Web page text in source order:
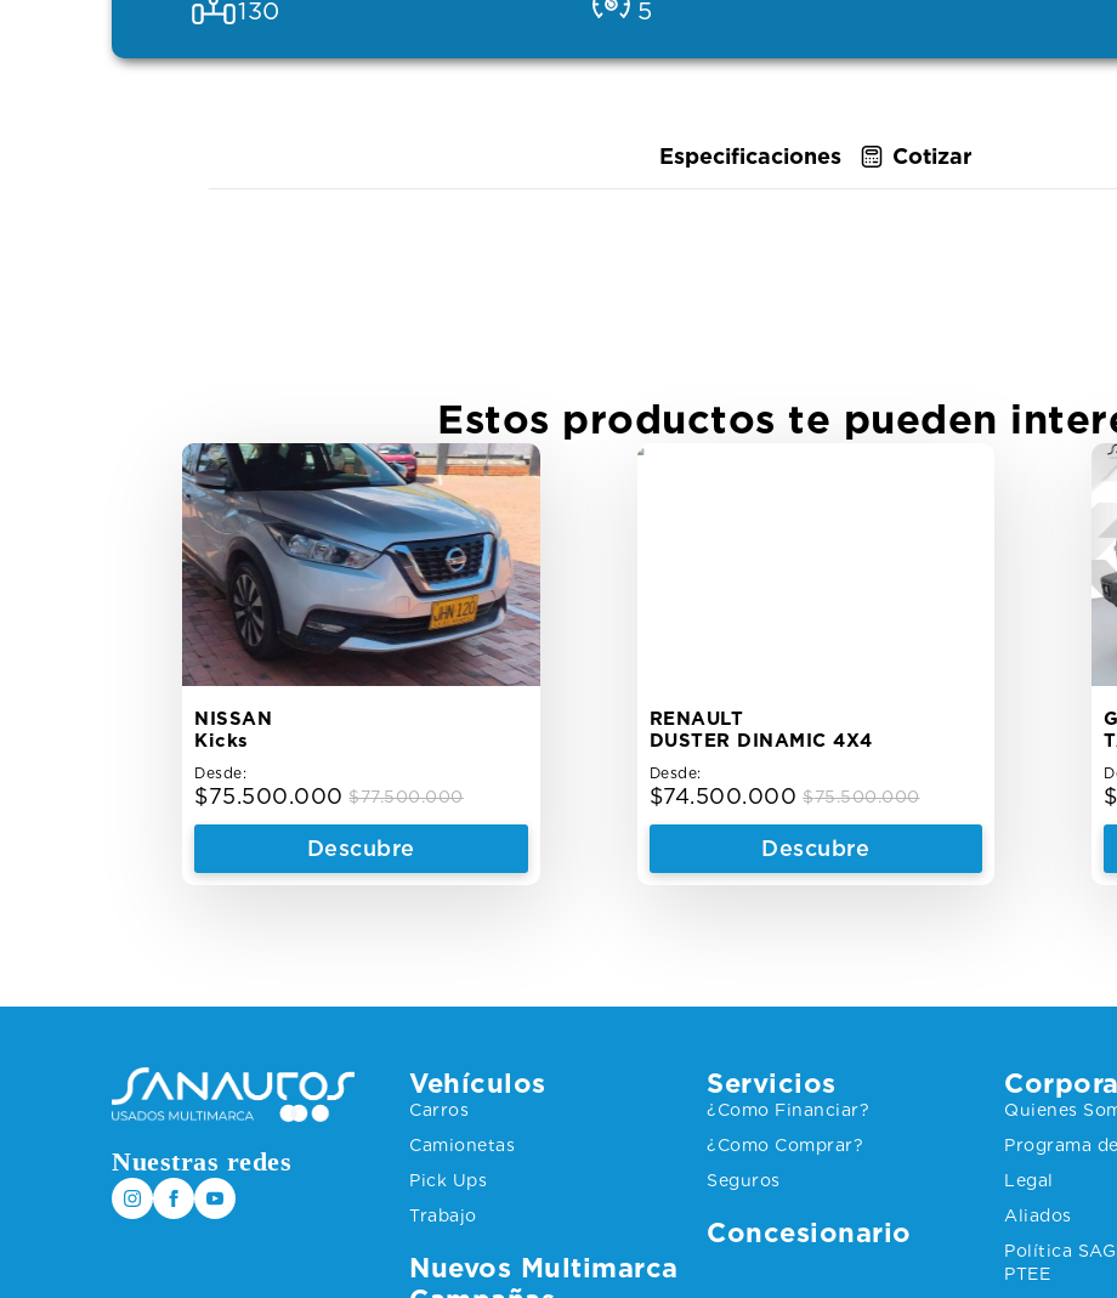
130 5
Especificaciones Cotizar
Estos productos te pueden
NISSAN
Kicks
Desde:
$77.500.000
Original
price
$77.500.000.
$75.500.000
Current
price
$75.500.000.
Descubre
RENAULT
DUSTER DINAMIC 4X4
Desde:
$75.500.000
Original
price
$75.500.000.
$74.500.000
Current
price
$74.500.000.
Descubre
$
Nuestras redes
Vehículos
Carros
Camionetas
Pick Ups
Trabajo
Nuevos Multimarca
Servicios
¿Como Financiar?
¿Como Comprar?
Seguros
Concesionario
Quienes
Programa
Legal
Aliados
Política
PTEE